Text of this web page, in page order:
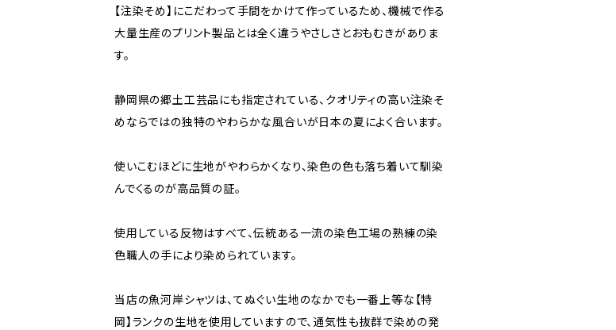
【注染そめ】にこだわって手間をかけて作っているため、機械で作る
大量生産のプリント製品とは全く違うやさしさとおもむきがありま
す。
静岡県の郷土工芸品にも指定されている、クオリティの高い注染そ
めならではの独特のやわらかな風合いが日本の夏によく合います。
使いこむほどに生地がやわらかくなり、染色の色も落ち着いて馴染
んでくるのが高品質の証。
使用している反物はすべて、伝統ある一流の染色工場の熟練の染
色職人の手により染められています。
当店の魚河岸シャツは、てぬぐい生地のなかでも一番上等な【特
岡】ランクの生地を使用していますので、通気性も抜群で染めの発